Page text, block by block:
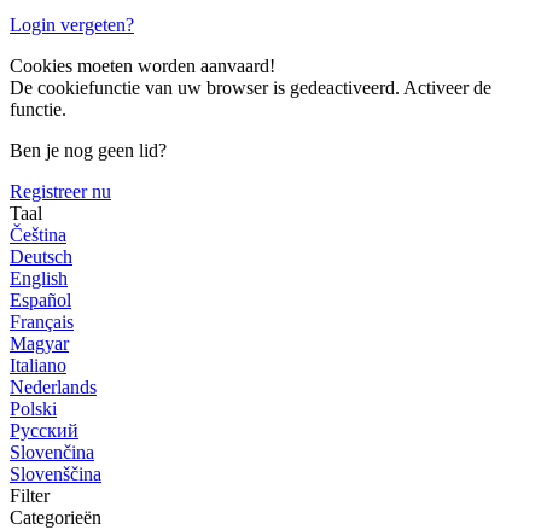
Login vergeten?
Cookies moeten worden aanvaard!
De cookiefunctie van uw browser is gedeactiveerd. Activeer de
functie.
Ben je nog geen lid?
Registreer nu
Taal
Čeština
Deutsch
English
Español
Français
Magyar
Italiano
Nederlands
Polski
Русский
Slovenčina
Slovenščina
Filter
Categorieën